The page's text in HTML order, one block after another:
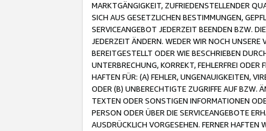
MARKTGÄNGIGKEIT, ZUFRIEDENSTELLENDER
SICH AUS GESETZLICHEN BESTIMMUNGEN,
SERVICEANGEBOT JEDERZEIT BEENDEN BZW.
JEDERZEIT ÄNDERN. WEDER WIR NOCH
BEREITGESTELLT ODER WIE BESCHRIEBEN
UNTERBRECHUNG, KORREKT, FEHLERFREI
HAFTEN FÜR: (A) FEHLER, UNGENAUIGKEITEN,
ODER (B) UNBERECHTIGTE ZUGRIFFE AUF BZW.
TEXTEN ODER SONSTIGEN INFORMATIONEN
PERSON ODER ÜBER DIE SERVICEANGEBOTE
AUSDRÜCKLICH VORGESEHEN. FERNER